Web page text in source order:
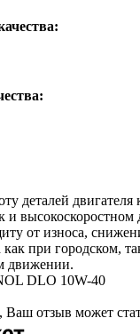
деталей
высокоскоростном
от износа,
как при городском,
движении.
DLO 10W-40
Ваш отзыв может